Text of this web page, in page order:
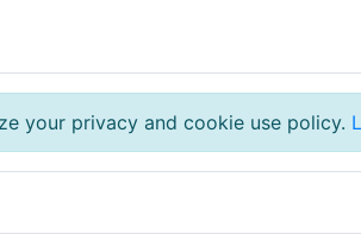
your privacy and cookie use policy.